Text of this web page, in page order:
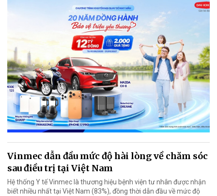
Vinmec dẫn đầu mức độ hài lòng về chăm sóc
sau điều trị tại Việt Nam
Hệ thống Y tế Vinmec là thương hiệu bệnh viện tư nhân được nhận
biết nhiều nhất tại Việt Nam (83%), đồng thời dẫn đầu về mức độ